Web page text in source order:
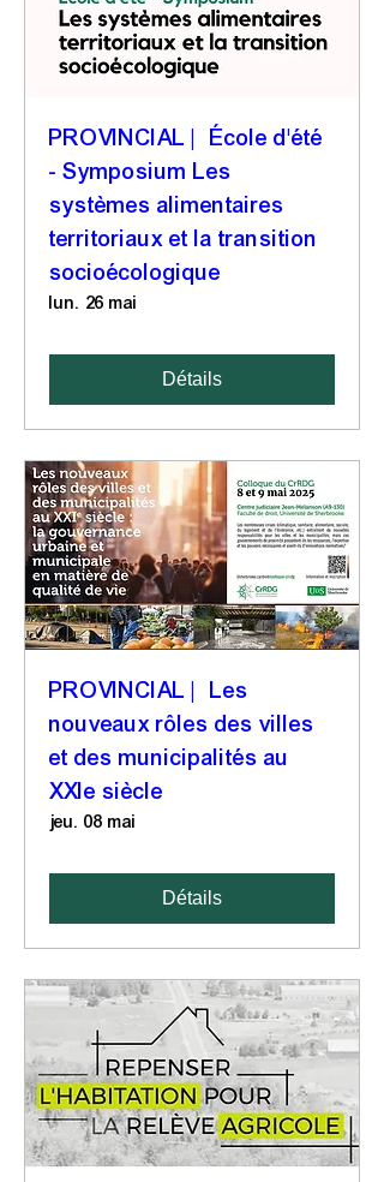
PROVINCIAL | École d'été
- Symposium Les
systèmes alimentaires
territoriaux et la transition
socioécologique
lun. 26 mai
Détails
PROVINCIAL | Les
nouveaux rôles des villes
et des municipalités au
XXIe siècle
jeu. 08 mai
Détails